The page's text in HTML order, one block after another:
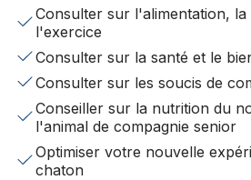
Consulter sur l'alimentation,
l'exercice
Consulter sur la santé et le
Consulter sur les soucis de
Conseiller sur la nutrition du
l'animal de compagnie senior
Optimiser votre nouvelle
chaton